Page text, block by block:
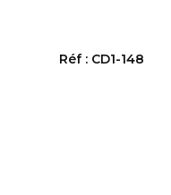
Réf : CD1-148